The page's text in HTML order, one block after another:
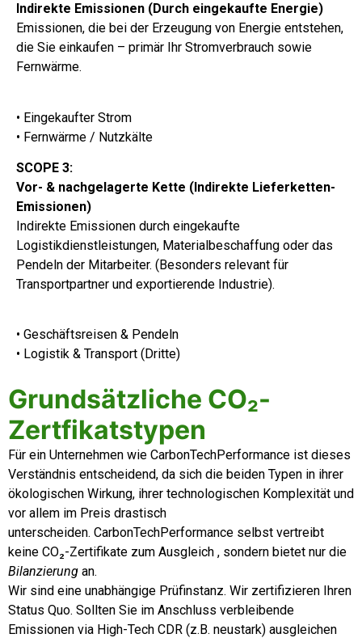
Indirekte Emissionen (Durch eingekaufte Energie)
Emissionen, die bei der Erzeugung von Energie entstehen,
die Sie einkaufen – primär Ihr Stromverbrauch sowie
Fernwärme.
• Eingekaufter Strom
• Fernwärme / Nutzkälte
SCOPE 3:
Vor- & nachgelagerte Kette (Indirekte Lieferketten-
Emissionen)
Indirekte Emissionen durch eingekaufte
Logistikdienstleistungen, Materialbeschaffung oder das
Pendeln der Mitarbeiter. (Besonders relevant für
Transportpartner und exportierende Industrie).
• Geschäftsreisen & Pendeln
• Logistik & Transport (Dritte)
Grundsätzliche CO₂-
Zertfikatstypen
Für ein Unternehmen wie CarbonTechPerformance ist dieses
Verständnis entscheidend, da sich die beiden Typen in ihrer
ökologischen Wirkung, ihrer technologischen Komplexität und
vor allem im Preis drastisch
unterscheiden. CarbonTechPerformance selbst vertreibt
keine CO₂-Zertifikate zum Ausgleich , sondern bietet nur die
Bilanzierung an.
Wir sind eine unabhängige Prüfinstanz. Wir zertifizieren Ihren
Status Quo. Sollten Sie im Anschluss verbleibende
Emissionen via High-Tech CDR (z.B. neustark) ausgleichen